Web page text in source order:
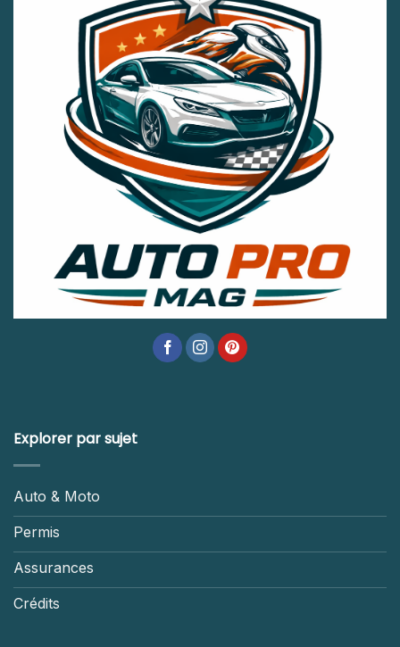
Explorer par sujet
Auto & Moto
Permis
Assurances
Crédits